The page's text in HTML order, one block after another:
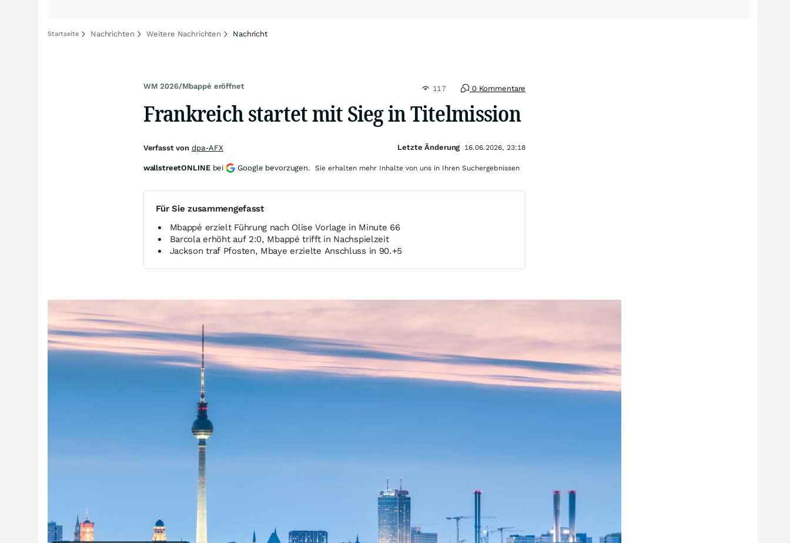
Startseite Nachrichten Weitere Nachrichten Nachricht
WM 2026/Mbappé eröffnet 117 0 Kommentare
Frankreich startet mit Sieg in Titelmission
Für Sie zusammengefasst
Mbappé erzielt Führung nach Olise Vorlage in Minute 66
Barcola erhöht auf 2:0, Mbappé trifft in Nachspielzeit
Jackson traf Pfosten, Mbaye erzielte Anschluss in 90.+5
Verfasst von dpa-AFX Letzte Änderung 16.06.2026, 23:18
wallstreetONLINE bei Google bevorzugen. Sie erhalten mehr Inhalte von uns in Ihren Suchergebnissen